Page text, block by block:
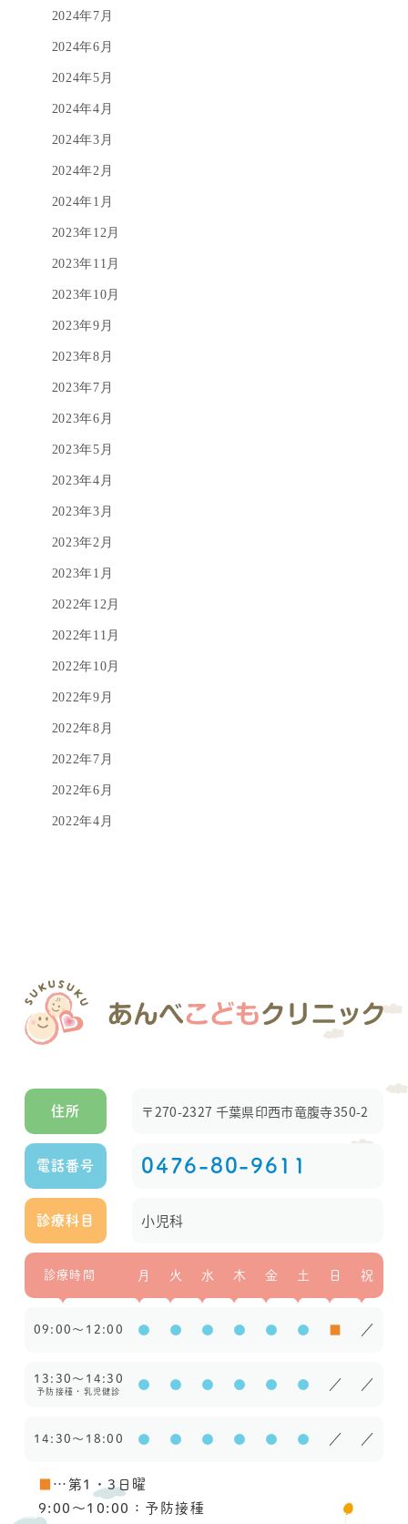
2024年7月
2024年6月
2024年5月
2024年4月
2024年3月
2024年2月
2024年1月
2023年12月
2023年11月
2023年10月
2023年9月
2023年8月
2023年7月
2023年6月
2023年5月
2023年4月
2023年3月
2023年2月
2023年1月
2022年12月
2022年11月
2022年10月
2022年9月
2022年8月
2022年7月
2022年6月
2022年4月
住所 〒270-2327 千葉県印西市竜腹寺350-2
電話番号 0476-80-9611
診療科目 小児科
診療時間 月 火 水 木 金 土 日 祝
09:00～12:00 ● ● ● ● ● ● ■ ／
13:30～14:30
予防接種・乳児健診
● ● ● ● ● ● ／ ／
14:30～18:00 ● ● ● ● ● ● ／ ／
…第1・3日曜
9:00〜10:00：予防接種